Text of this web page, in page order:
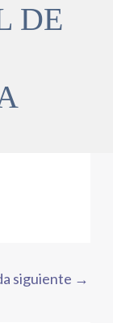
DE
siguiente →